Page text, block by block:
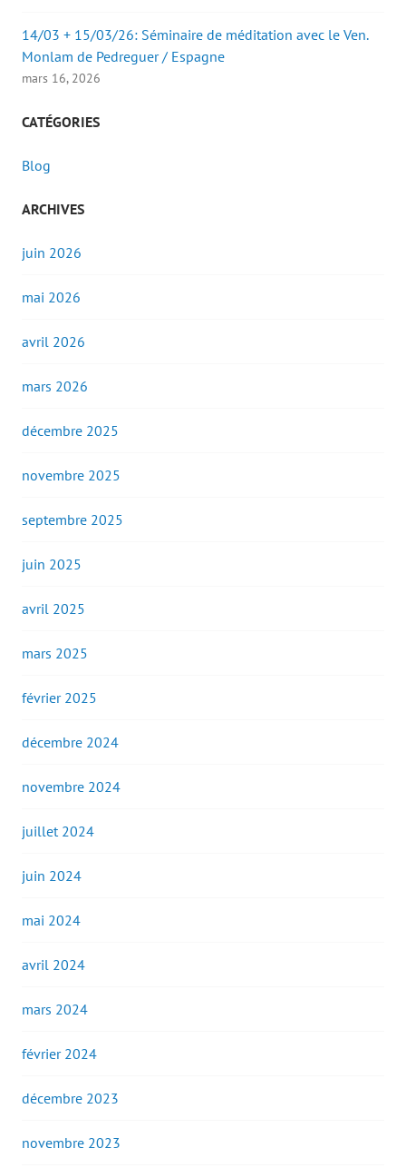
14/03 + 15/03/26: Séminaire de méditation avec le Ven.
Monlam de Pedreguer / Espagne
mars 16, 2026
CATÉGORIES
Blog
ARCHIVES
juin 2026
mai 2026
avril 2026
mars 2026
décembre 2025
novembre 2025
septembre 2025
juin 2025
avril 2025
mars 2025
février 2025
décembre 2024
novembre 2024
juillet 2024
juin 2024
mai 2024
avril 2024
mars 2024
février 2024
décembre 2023
novembre 2023